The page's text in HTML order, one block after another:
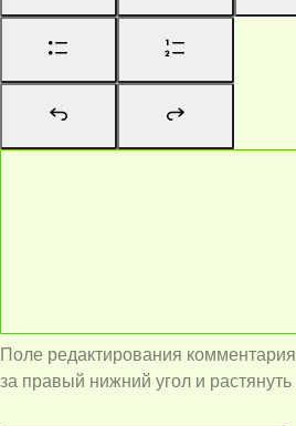
Поле редактирования
за правый нижний угол и растянуть